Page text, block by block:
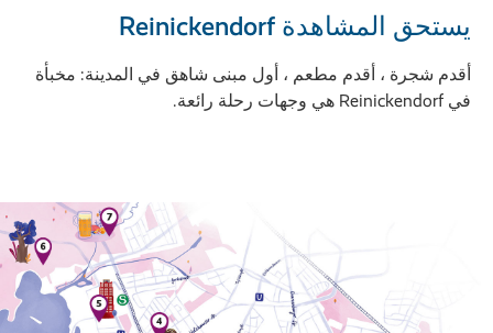
يستحق المشاهدة Reinickendorf
أقدم شجرة ، أقدم مطعم ، أول مبنى شاهق في المدينة: مخبأة
في Reinickendorf هي وجهات رحلة رائعة.